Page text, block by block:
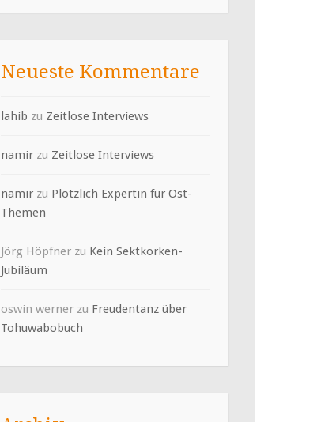
Neueste Kommentare
lahib zu Zeitlose Interviews
namir zu Zeitlose Interviews
namir zu Plötzlich Expertin für Ost-
Themen
Jörg Höpfner zu Kein Sektkorken-
Jubiläum
oswin werner zu Freudentanz über
Tohuwabobuch